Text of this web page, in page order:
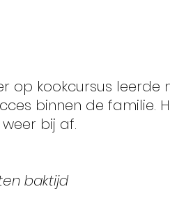
op kookcursus leerde
binnen de familie.
bij af.
baktijd